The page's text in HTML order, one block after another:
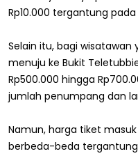
Rp10.000 tergantung
Selain itu, bagi
menuju ke Bukit
Rp500.000 hingga
jumlah penumpang dan
Namun, harga tiket
berbeda-beda